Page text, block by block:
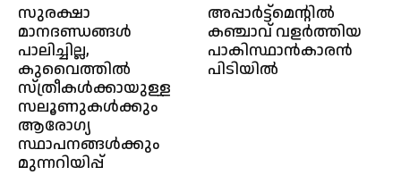
സുരക്ഷാ
മാനദണ്ഡങ്ങൾ
പാലിച്ചില്ല,
കുവൈത്തിൽ
സ്ത്രീകൾക്കായുള്ള
സലൂണുകൾക്കും
ആരോഗ്യ
സ്ഥാപനങ്ങൾക്കും
മുന്നറിയിപ്പ്
അപ്പാർട്ട്‌മെന്റിൽ
കഞ്ചാവ് വളർത്തിയ
പാകിസ്ഥാൻകാരൻ
പിടിയിൽ